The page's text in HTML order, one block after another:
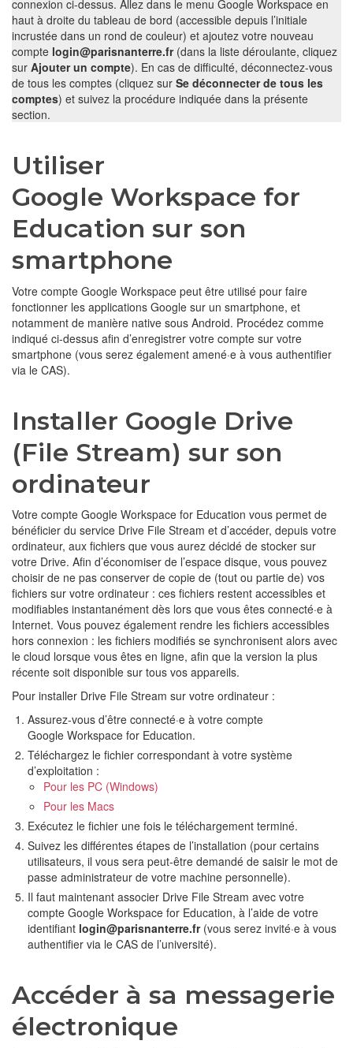
connexion ci-dessus. Allez dans le menu Google Workspace en
haut à droite du tableau de bord (accessible depuis l’initiale
incrustée dans un rond de couleur) et ajoutez votre nouveau
compte login@parisnanterre.fr(dans la liste déroulante, cliquez
sur Ajouter un compte). En cas de difficulté, déconnectez-vous
de tous les comptes (cliquez sur Se déconnecter de tous les
comptes) et suivez la procédure indiquée dans la présente
section.
Utiliser
Google Workspace for
Education sur son
smartphone
Votre compte Google Workspace peut être utilisé pour faire
fonctionner les applications Google sur un smartphone, et
notamment de manière native sous Android. Procédez comme
indiqué ci-dessus afin d’enregistrer votre compte sur votre
smartphone (vous serez également amené·e à vous authentifier
via le CAS).
Installer Google Drive
(File Stream) sur son
ordinateur
Votre compte Google Workspace for Education vous permet de
bénéficier du service Drive File Stream et d’accéder, depuis votre
ordinateur, aux fichiers que vous aurez décidé de stocker sur
votre Drive. Afin d’économiser de l’espace disque, vous pouvez
choisir de ne pas conserver de copie de (tout ou partie de) vos
fichiers sur votre ordinateur : ces fichiers restent accessibles et
modifiables instantanément dès lors que vous êtes connecté·e à
Internet. Vous pouvez également rendre les fichiers accessibles
hors connexion : les fichiers modifiés se synchronisent alors avec
le cloud lorsque vous êtes en ligne, afin que la version la plus
récente soit disponible sur tous vos appareils.
Pour installer Drive File Stream sur votre ordinateur :
Assurez-vous d’être connecté·e à votre compte
Google Workspace for Education.
Téléchargez le fichier correspondant à votre système
d’exploitation :
Pour les PC (Windows)
Pour les Macs
Exécutez le fichier une fois le téléchargement terminé.
Suivez les différentes étapes de l’installation (pour certains
utilisateurs, il vous sera peut-être demandé de saisir le mot de
passe administrateur de votre machine personnelle).
Il faut maintenant associer Drive File Stream avec votre
compte Google Workspace for Education, à l’aide de votre
identifiant login@parisnanterre.fr(vous serez invité·e à vous
authentifier via le CAS de l’université).
Accéder à sa messagerie
électronique